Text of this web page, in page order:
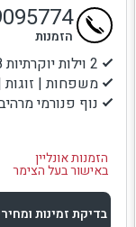
2 וילות יוקרתיות 8 חדרים בכל וילה
משפחות | זוגות
נוף פנורמי
הזמנות אונליין
באישור בעל הצימר
הזמנות
בדיקת זמינות